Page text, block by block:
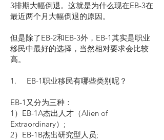
3排期大幅倒退。这就是为什么现在EB-3在
最近两个月大幅倒退的原因。
但是除了EB-2和EB-3外，EB-1其实是职业
移民中最好的选择，当然相对要求会比较
高。
1. EB-1职业移民有哪些类别呢？
EB-1又分为三种：
1）EB-1A杰出人才（Alien of
Extraordinary）;
2）EB-1B杰出研究型人员;